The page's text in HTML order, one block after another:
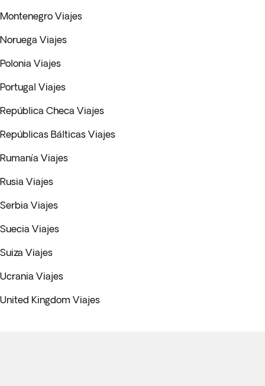
Montenegro Viajes
Noruega Viajes
Polonia Viajes
Portugal Viajes
República Checa Viajes
Repúblicas Bálticas Viajes
Rumanía Viajes
Rusia Viajes
Serbia Viajes
Suecia Viajes
Suiza Viajes
Ucrania Viajes
United Kingdom Viajes